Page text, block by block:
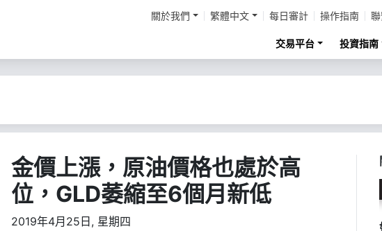
關於我們 繁體中文 每日審計 操作指南
交易平台 投資指南
金價上漲，原油價格也處於高
位，GLD萎縮至6個月新低
2019年4月25日, 星期四